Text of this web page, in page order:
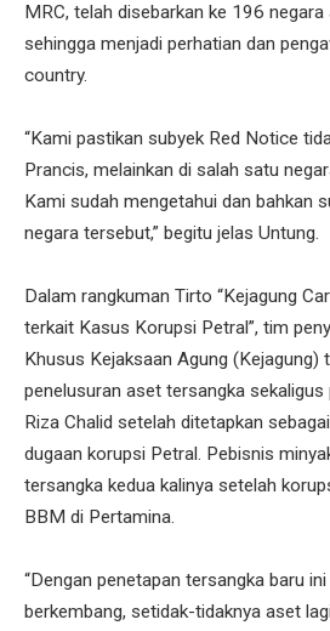
MRC, telah disebarkan ke 196
sehingga menjadi perhatian dan
country.
“Kami pastikan subyek Red Notice
Prancis, melainkan di salah satu
Kami sudah mengetahui dan bahkan
negara tersebut,” begitu jelas Untung.
Dalam rangkuman Tirto “Kejagung
terkait Kasus Korupsi Petral”, tim
Khusus Kejaksaan Agung (Kejagung)
penelusuran aset tersangka
Riza Chalid setelah ditetapkan
dugaan korupsi Petral. Pebisnis
tersangka kedua kalinya setelah
BBM di Pertamina.
“Dengan penetapan tersangka baru
berkembang, setidak-tidaknya aset